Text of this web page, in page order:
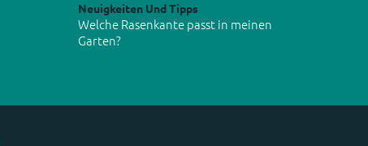
Neuigkeiten Und Tipps
Welche Rasenkante passt in meinen
Garten?